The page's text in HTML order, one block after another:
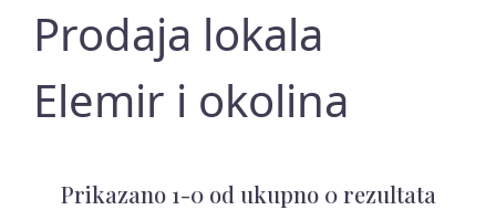
Prodaja lokala
Elemir i okolina
Prikazano 1-0 od ukupno 0 rezultata